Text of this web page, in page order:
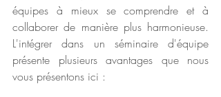
équipes à mieux se comprendre et à
collaborer de manière plus harmonieuse.
L'intégrer dans un séminaire d'équipe
présente plusieurs avantages que nous
vous présentons ici :